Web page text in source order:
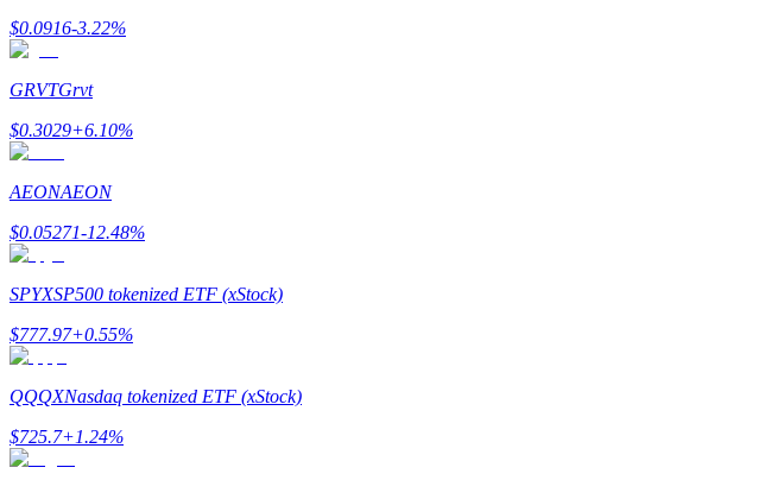
กลยุทธ์การซื้อขาย
$0.0916-3.22%
GRVTGrvt
$0.3029+6.10%
AEONAEON
$0.05271-12.48%
SPYXSP500 tokenized ETF (xStock)
$777.97+0.55%
QQQXNasdaq tokenized ETF (xStock)
$725.7+1.24%